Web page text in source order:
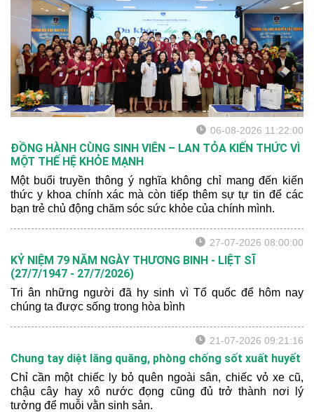
06-08-2026 11:22:00
ĐỒNG HÀNH CÙNG SINH VIÊN – LAN TỎA KIẾN THỨC VÌ
MỘT THẾ HỆ KHỎE MẠNH
Một buổi truyền thông ý nghĩa không chỉ mang đến kiến
thức y khoa chính xác mà còn tiếp thêm sự tự tin để các
bạn trẻ chủ động chăm sóc sức khỏe của chính mình.
27-07-2026 08:00:00
KỶ NIỆM 79 NĂM NGÀY THƯƠNG BINH - LIỆT SĨ
(27/7/1947 - 27/7/2026)
Tri ân những người đã hy sinh vì Tổ quốc để hôm nay
chúng ta được sống trong hòa bình
21-07-2026 09:21:16
Chung tay diệt lăng quăng, phòng chống sốt xuất huyết
Chỉ cần một chiếc ly bỏ quên ngoài sân, chiếc vỏ xe cũ,
chậu cây hay xô nước đọng cũng đủ trở thành nơi lý
tưởng để muỗi vằn sinh sản.